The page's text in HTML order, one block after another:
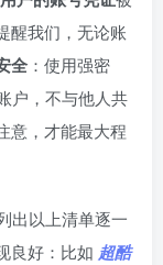
醒我们，无论账
全 ：使用强密
户，不与他人共
意，才能最大程
出以上清单逐一
良好：比如 超酷